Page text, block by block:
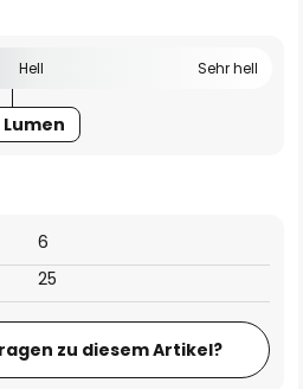
Hell Sehr hell
Lumen
6
25
zu diesem Artikel?